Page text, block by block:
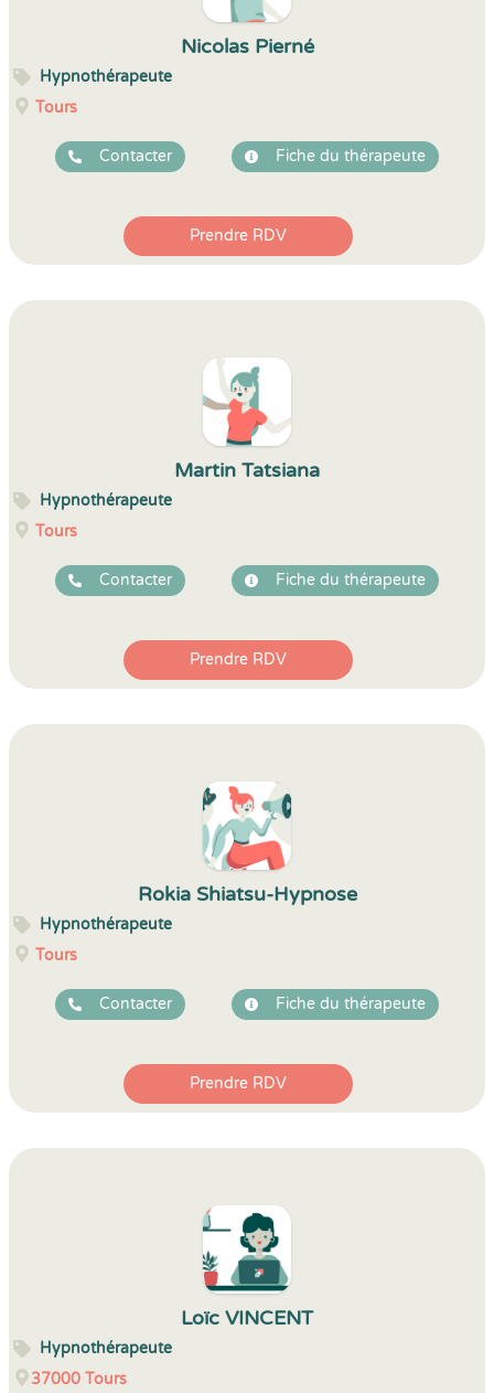
Nicolas Pierné
Hypnothérapeute
Tours
Contacter Fiche du thérapeute
Prendre RDV
Martin Tatsiana
Hypnothérapeute
Tours
Contacter Fiche du thérapeute
Prendre RDV
Rokia Shiatsu-Hypnose
Hypnothérapeute
Tours
Contacter Fiche du thérapeute
Prendre RDV
Loïc VINCENT
Hypnothérapeute
37000 Tours